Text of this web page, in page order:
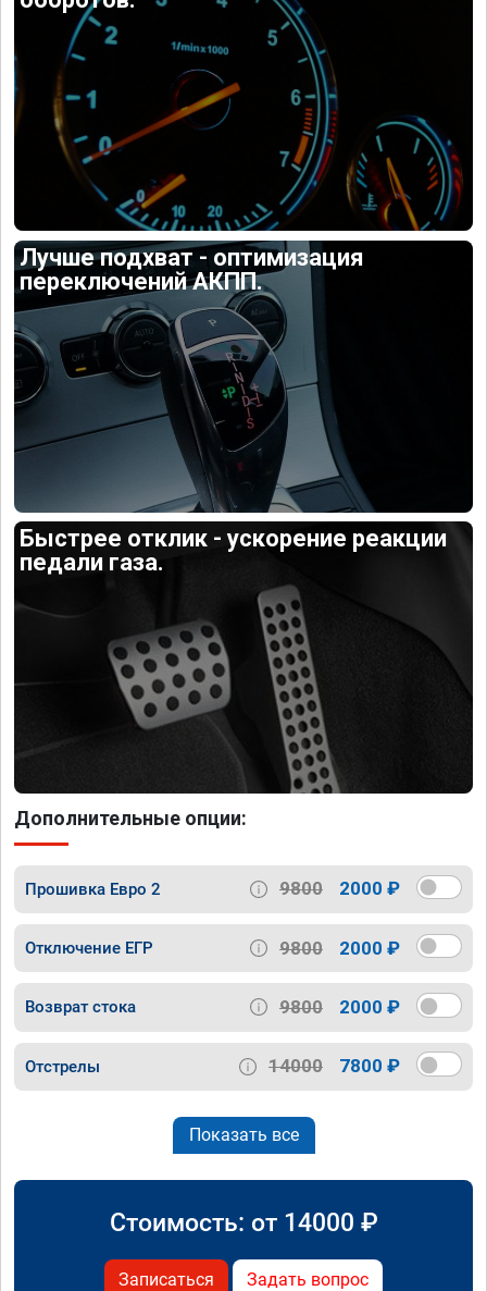
Лучше подхват - оптимизация
переключений АКПП.
Быстрее отклик - ускорение реакции
педали газа.
Дополнительные опции:
Прошивка Евро 2 9800 2000 ₽
Отключение ЕГР 9800 2000 ₽
Возврат стока 9800 2000 ₽
Отстрелы 14000 7800 ₽
Показать все
Стоимость: от 14000 ₽
Записаться Задать вопрос